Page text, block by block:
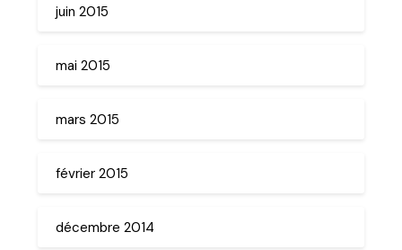
juin 2015
mai 2015
mars 2015
février 2015
décembre 2014